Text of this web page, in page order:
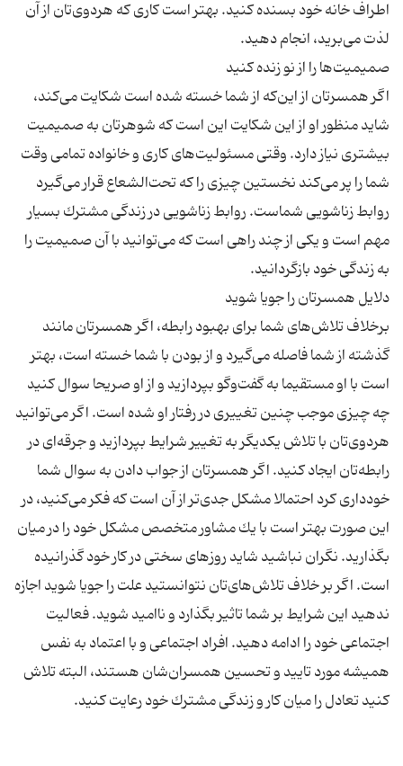
اطراف خانه خود بسنده كنید. بهتر است كاری كه هردوی‌تان از آن
اگر همسرتان از این‌كه از شما خسته شده است شكایت می‌كند،
شاید منظور او از این شكایت این است كه شوهرتان به صمیمیت
بیشتری نیاز دارد. وقتی مسئولیت‌های كاری و خانواده تمامی وقت
شما را پر می‌كند نخستین چیزی را كه تحت‌الشعاع قرار می‌گیرد
روابط زناشویی شماست. روابط زناشویی در زندگی مشترك بسیار
مهم است و یكی از چند راهی است كه می‌توانید با آن صمیمیت را
برخلاف تلاش‌های شما برای بهبود رابطه، اگر همسرتان مانند
گذشته از شما فاصله می‌گیرد و از بودن با شما خسته است، بهتر
است با او مستقیما به گفت‌وگو بپردازید و از او صریحا سوال كنید
چه چیزی موجب چنین تغییری در رفتار او شده است. اگر می‌توانید
هردوی‌تان با تلاش یكدیگر به تغییر شرایط بپردازید و جرقه‌ای در
رابطه‌تان ایجاد كنید. اگر همسرتان از جواب دادن به سوال شما
خودداری كرد احتمالا مشكل جدی‌تر از آن است كه فكر می‌كنید، در
این صورت بهتر است با یك مشاور متخصص مشكل خود را در میان
بگذارید. نگران نباشید شاید روزهای سختی در كار خود گذرانیده
است. اگر بر خلاف تلاش‌های‌تان نتوانستید علت را جویا شوید اجازه
ندهید این شرایط بر شما تاثیر بگذارد و ناامید شوید. فعالیت
اجتماعی خود را ادامه دهید. افراد اجتماعی و با اعتماد به نفس
همیشه مورد تایید و تحسین همسران‌شان هستند، البته تلاش